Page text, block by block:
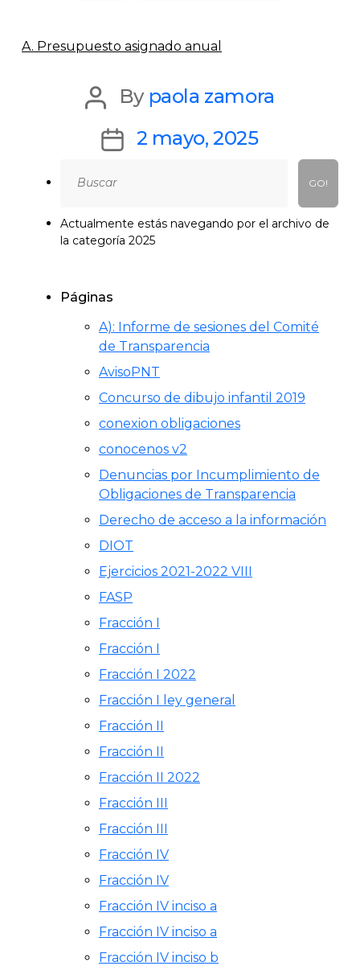
A. Presupuesto asignado anual
Post
author
By paola zamora
Post2 mayo, 2025
for:
Actualmente estás navegando por el archivo de
la categoría 2025
Páginas
A): Informe de sesiones del Comité
de Transparencia
AvisoPNT
Concurso de dibujo infantil 2019
conexion obligaciones
conocenos v2
Denuncias por Incumplimiento de
Obligaciones de Transparencia
Derecho de acceso a la información
DIOT
Ejercicios 2021-2022 VIII
FASP
Fracción I
Fracción I
Fracción I 2022
Fracción I ley general
Fracción II
Fracción II
Fracción II 2022
Fracción III
Fracción III
Fracción IV
Fracción IV
Fracción IV inciso a
Fracción IV inciso a
Fracción IV inciso b